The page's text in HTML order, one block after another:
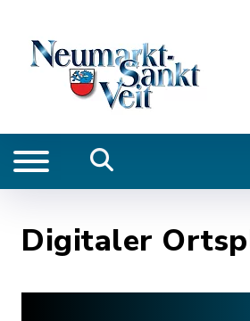
Digitaler